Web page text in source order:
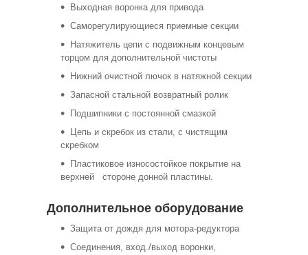
Выходная воронка для привода
Саморегулирующиеся приемные секции
Натяжитель цепи с подвижным концевым
торцом для дополнительной чистоты
Нижний очистной лючок в натяжной секции
Запасной стальной возвратный ролик
Подшипники с постоянной смазкой
Цепь и скребок из стали, с чистящим
скребком
Пластиковое износостойкое покрытие на
верхней стороне донной пластины.
Дополнительное оборудование
Защита от дождя для мотора-редуктора
Соединения, вход./выход воронки,